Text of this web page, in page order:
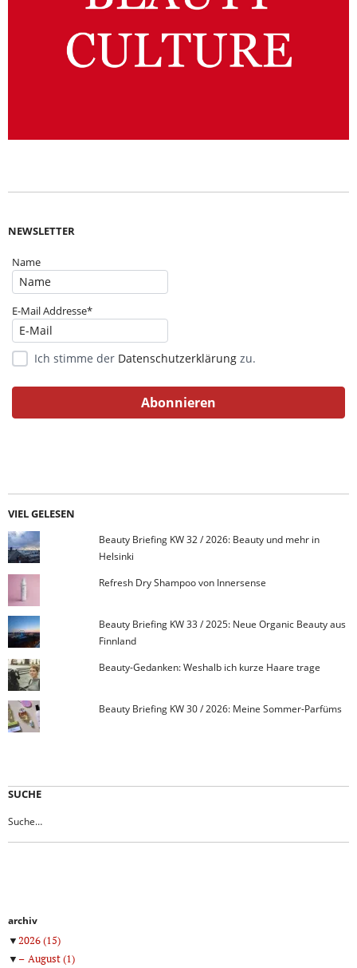
NEWSLETTER
Name
E-Mail Addresse*
Ich stimme der Datenschutzerklärung zu.
VIEL GELESEN
Beauty Briefing KW 32 / 2026: Beauty und mehr in
Helsinki
Refresh Dry Shampoo von Innersense
Beauty Briefing KW 33 / 2025: Neue Organic Beauty aus
Finnland
Beauty-Gedanken: Weshalb ich kurze Haare trage
Beauty Briefing KW 30 / 2026: Meine Sommer-Parfüms
SUCHE
archiv
▼2026(15)
▼
August(1)